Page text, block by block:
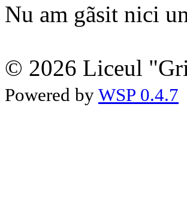
Nu am gãsit nici
© 2026 Liceul
Powered by WSP 0.4.7